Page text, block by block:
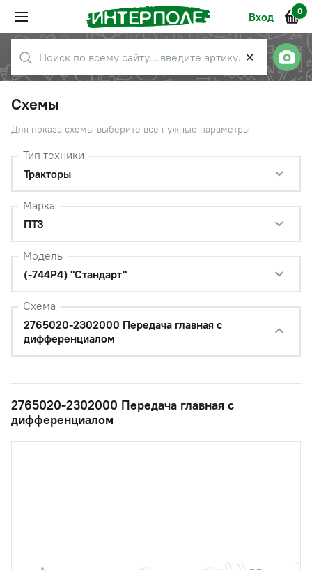
Вход 0
✕
Схемы
Для показа схемы выберите все нужные параметры
Тип техники
Тракторы
Марка
ПТЗ
Модель
(-744Р4) "Стандарт"
Схема
2765020-2302000 Передача главная с
дифференциалом
2765020-2302000 Передача главная с
дифференциалом